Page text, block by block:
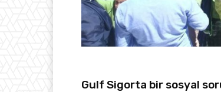
Gulf Sigorta bir sosyal